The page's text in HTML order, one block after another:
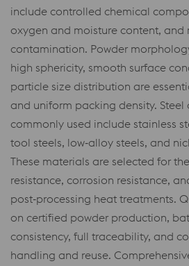
include controlled chemical
oxygen and moisture content, and
contamination. Powder
high sphericity, smooth surface
particle size distribution are
and uniform packing density.
commonly used include stainless
tool steels, low‑alloy steels, and
These materials are selected for
resistance, corrosion resistance,
post‑processing heat treatments.
on certified powder production,
consistency, full traceability, and
handling and reuse.